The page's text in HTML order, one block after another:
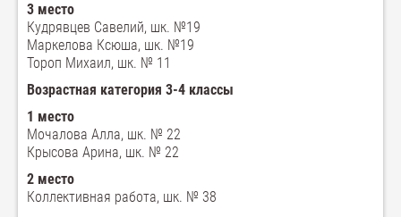
3 место
Кудрявцев Савелий, шк. №19
Маркелова Ксюша, шк. №19
Тороп Михаил, шк. № 11
Возрастная категория 3-4 классы
1 место
Мочалова Алла, шк. № 22
Крысова Арина, шк. № 22
2 место
Коллективная работа, шк. № 38